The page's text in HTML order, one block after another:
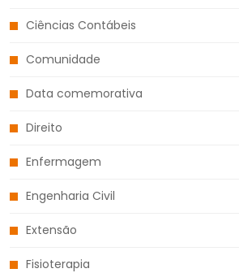
Ciências Contábeis
Comunidade
Data comemorativa
Direito
Enfermagem
Engenharia Civil
Extensão
Fisioterapia